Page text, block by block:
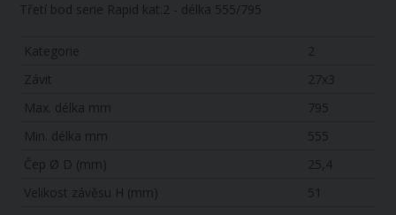
Třetí bod serie Rapid kat.2 - délka 555/795
Kategorie
2
Závit
27x3
Max. délka mm
795
Min. délka mm
555
Čep Ø D (mm)
25,4
Velikost závěsu H (mm)
51